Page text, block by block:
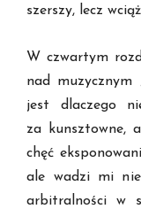
szerszy, lecz
W czwartym
nad muzycznym
jest dlaczego
za kunsztowne,
chęć
ale wadzi mi
arbitralności w